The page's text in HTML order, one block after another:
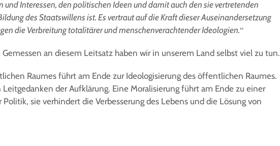
und Interessen, den politischen Ideen und damit auch den sie vertretenden
des Staatswillens ist. Es vertraut auf die Kraft dieser Auseinandersetzung
die Verbreitung totalitärer und menschenverachtender Ideologien.“
Gemessen an diesem Leitsatz haben wir in unserem Land selbst viel zu tun.
Raumes führt am Ende zur Ideologisierung des öffentlichen Raumes.
Leitgedanken der Aufklärung. Eine Moralisierung führt am Ende zu einer
sie verhindert die Verbesserung des Lebens und die Lösung von